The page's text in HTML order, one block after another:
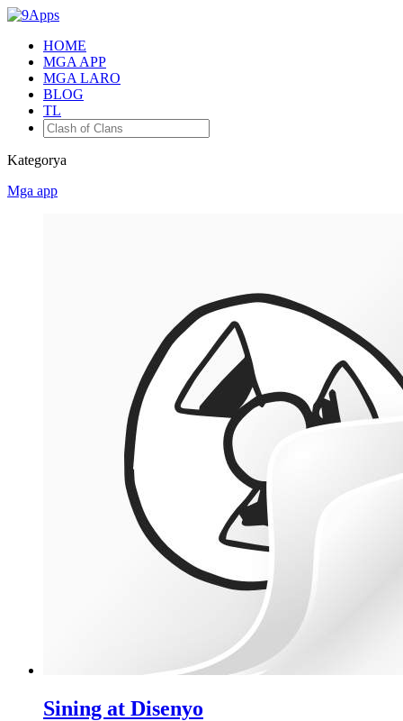
HOME
MGA APP
MGA LARO
BLOG
TL
Kategorya
Mga app
Sining at Disenyo